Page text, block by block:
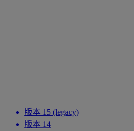
版本 15 (legacy)
版本 14